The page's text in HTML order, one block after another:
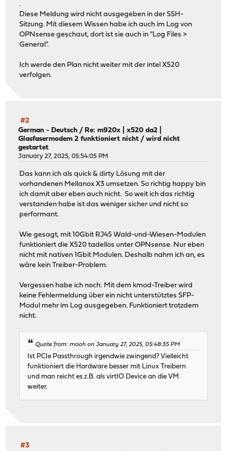
.
Diese Meldung wird nicht ausgegeben in der SSH-
Sitzung. Mit diesem Wissen habe ich auch im Log von
OPNsense geschaut, dort ist sie auch in "Log Files >
General".
Ich werde den Plan nicht weiter mit der intel X520
verfolgen.
#2
German - Deutsch /Re: m920x | x520 da2 |
Glasfasermodem 2 funktioniert nicht / wird nicht
gestartet
January 27, 2025, 05:54:05 PM
Das kann ich als quick & dirty Lösung mit der
vorhandenen Mellanox X3 umsetzen. So richtig happy bin
ich damit aber eben auch nicht. So weit ich das richtig
verstanden habe ist das weniger sicher und nicht so
performant.
Wie gesagt, mit 10Gbit RJ45 Wald-und-Wiesen-Modulen
funktioniert die X520 tadellos unter OPNsense. Nur eben
nicht mit nativen 1Gbit Modulen. Deshalb nahm ich an, es
wäre kein Treiber-Problem.
Vergessen habe ich noch: Mit dem kmod-Treiber wird
keine Fehlermeldung über ein nicht unterstütztes SFP-
Modul mehr im Log ausgegeben. Funktioniert trotzdem
nicht.
Quote from: mooh on January 27, 2025, 05:48:35 PM
Ist PCIe Passthrough irgendwie zwingend? Vielleicht
funktioniert die Hardware besser mit Linux Treibern
und man reicht es z.B. als virtIO Device an die VM
weiter.
#3